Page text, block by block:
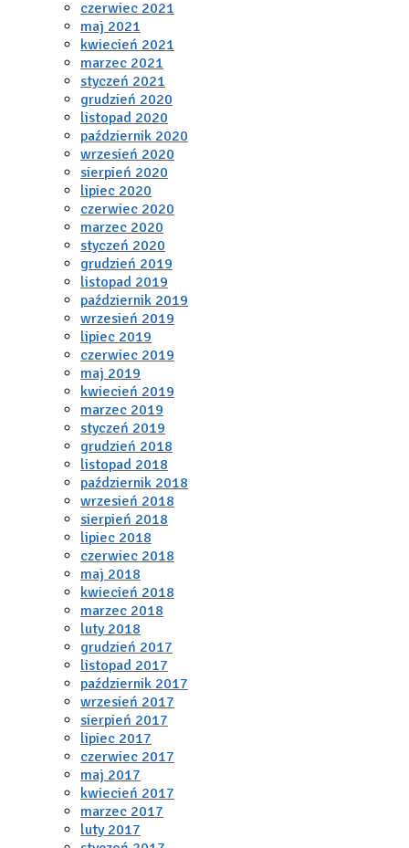
czerwiec 2021
maj 2021
kwiecień 2021
marzec 2021
styczeń 2021
grudzień 2020
listopad 2020
październik 2020
wrzesień 2020
sierpień 2020
lipiec 2020
czerwiec 2020
marzec 2020
styczeń 2020
grudzień 2019
listopad 2019
październik 2019
wrzesień 2019
lipiec 2019
czerwiec 2019
maj 2019
kwiecień 2019
marzec 2019
styczeń 2019
grudzień 2018
listopad 2018
październik 2018
wrzesień 2018
sierpień 2018
lipiec 2018
czerwiec 2018
maj 2018
kwiecień 2018
marzec 2018
luty 2018
grudzień 2017
listopad 2017
październik 2017
wrzesień 2017
sierpień 2017
lipiec 2017
czerwiec 2017
maj 2017
kwiecień 2017
marzec 2017
luty 2017